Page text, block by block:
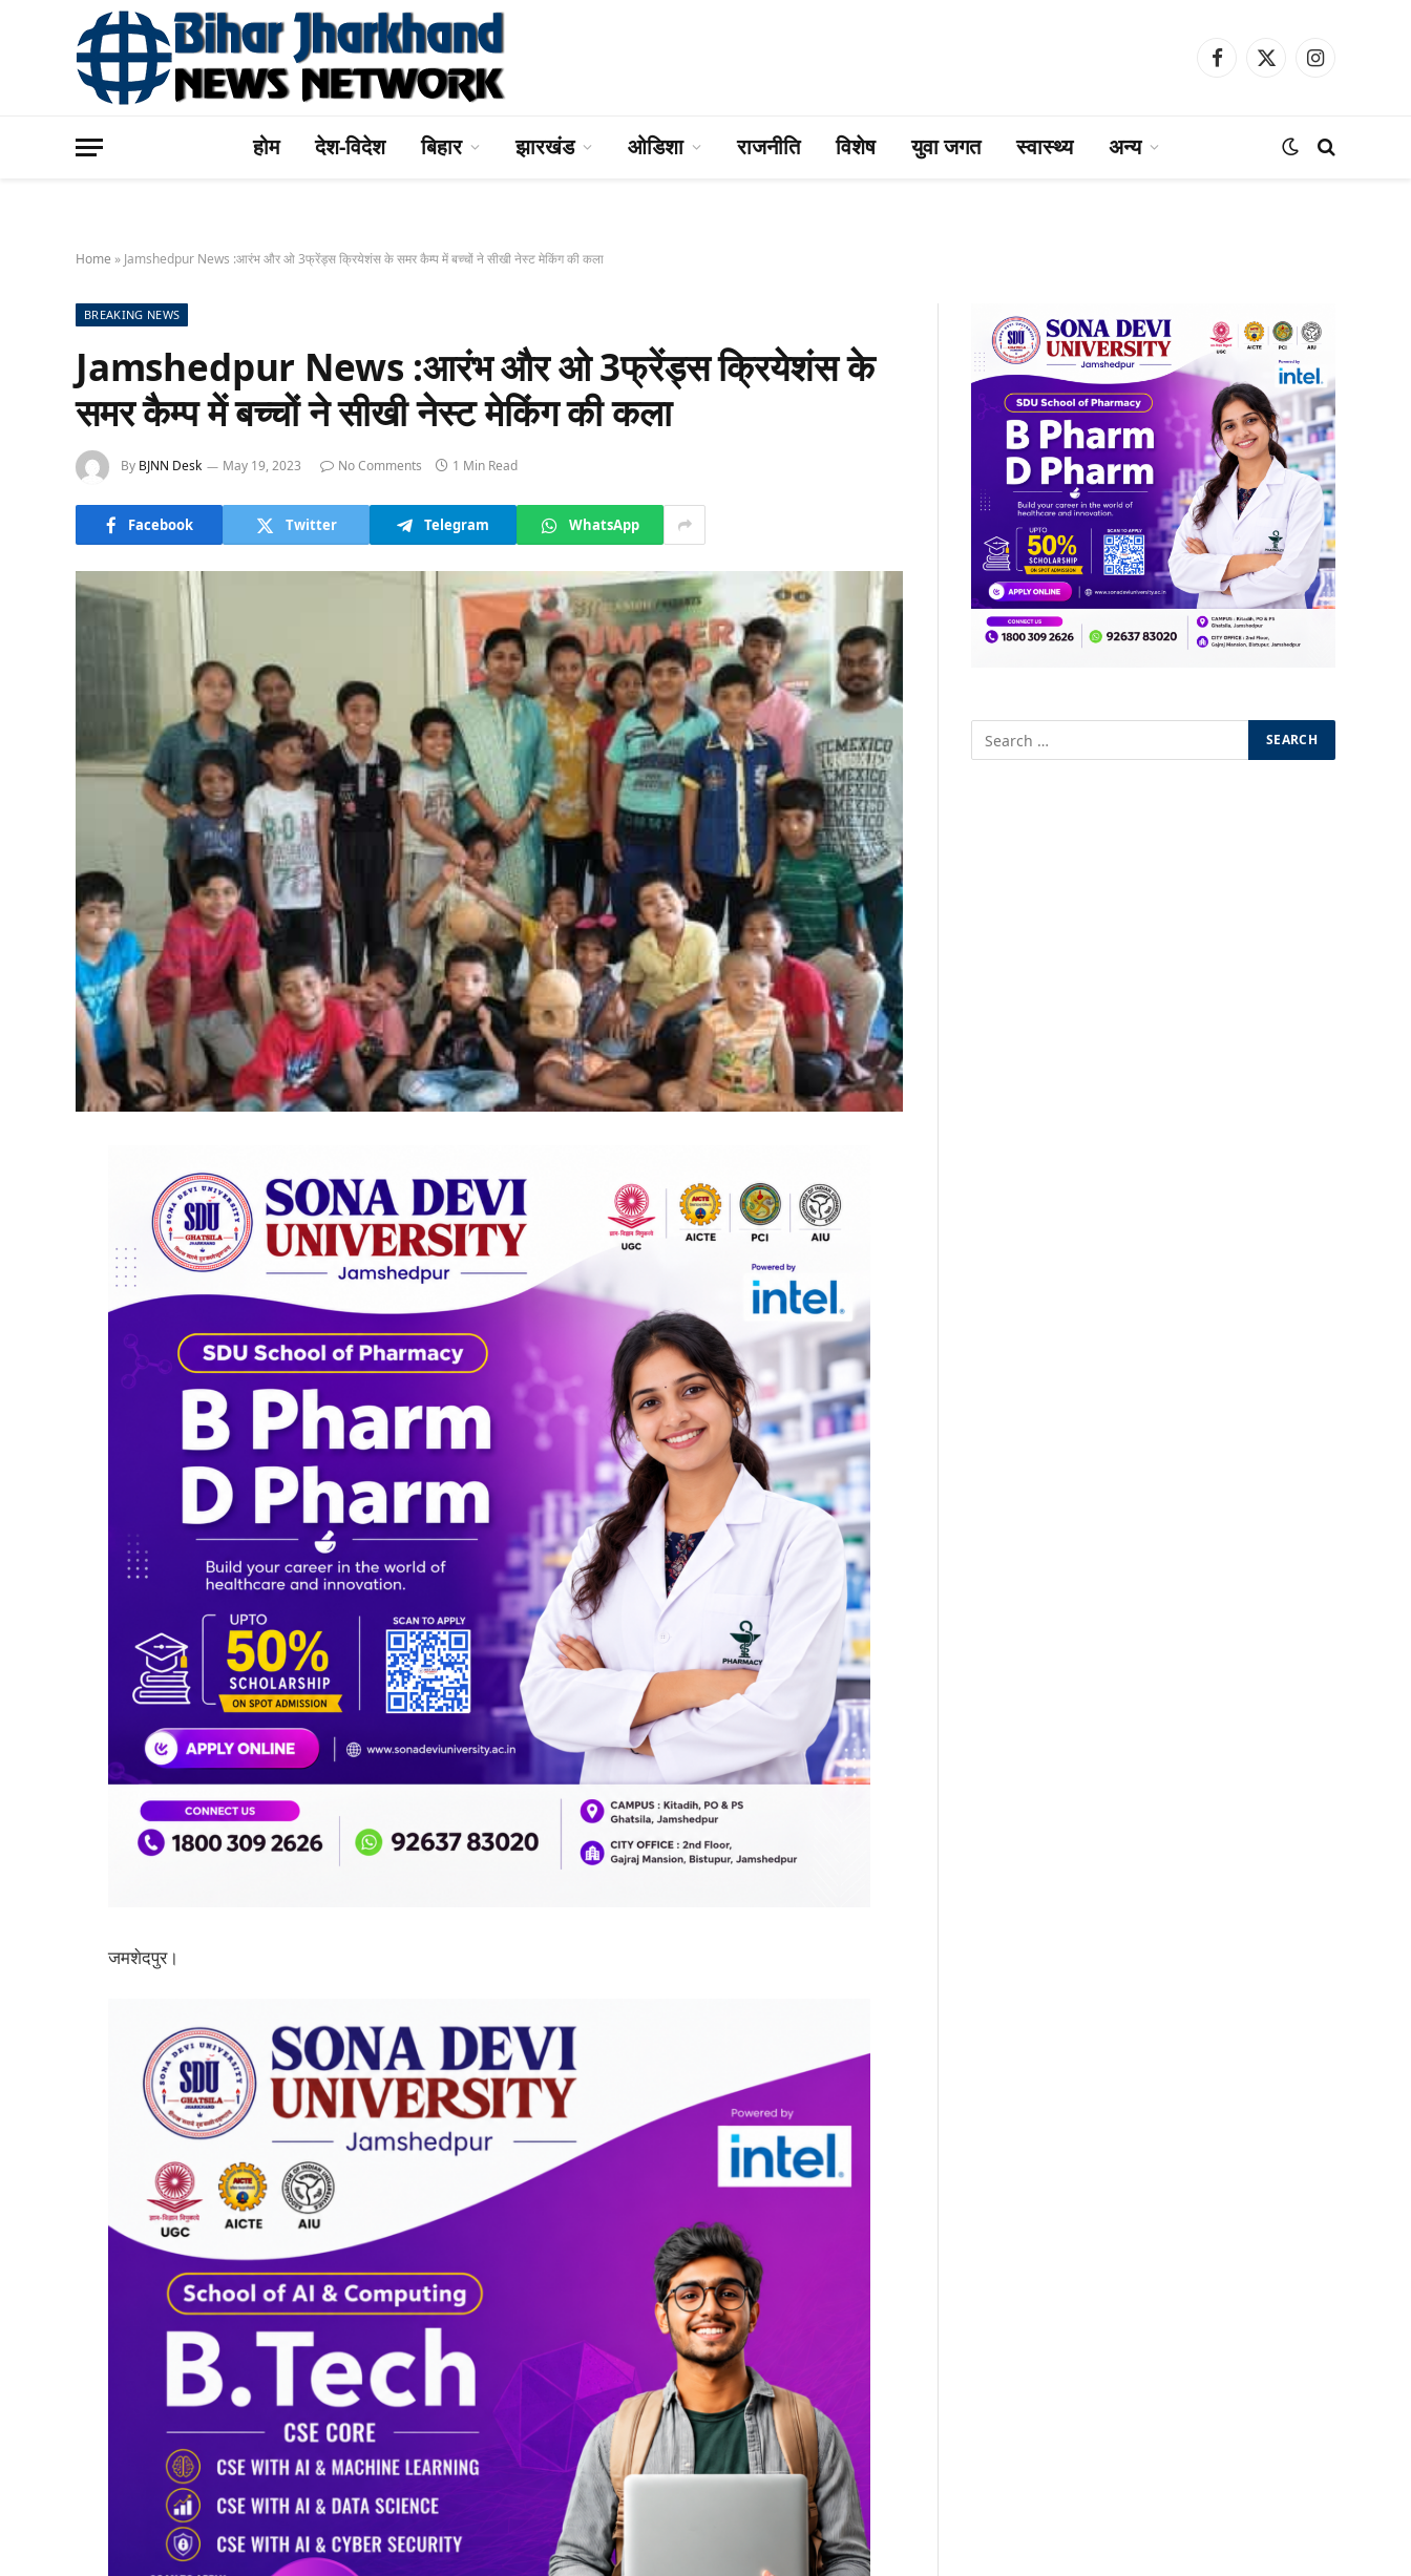
Facebook
X
Instagram
होम देश-विदेश बिहार झारखंड ओडिशा राजनीति विशेष युवा जगत स्वास्थ्य अन्य
Home » Jamshedpur News :आरंभ और ओ 3फ्रेंड्स क्रियेशंस के समर कैम्प में बच्चों ने सीखी नेस्ट मेकिंग की कला
BREAKING NEWS
Jamshedpur News :आरंभ और ओ 3फ्रेंड्स क्रियेशंस के
समर कैम्प में बच्चों ने सीखी नेस्ट मेकिंग की कला
By BJNN Desk May 19, 2023 No Comments 1 Min Read
Facebook Twitter Telegram WhatsApp
जमशेदपुर।